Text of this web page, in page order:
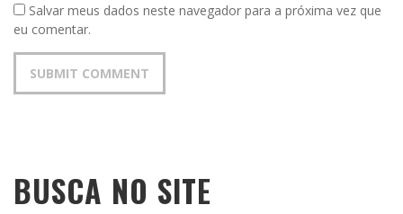
Salvar meus dados neste navegador para a próxima vez que
eu comentar.
BUSCA NO SITE